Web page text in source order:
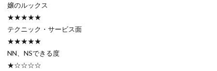
嬢のルックス
★★★★★
テクニック・サービス面
★★★★★
NN、NSできる度
★☆☆☆☆